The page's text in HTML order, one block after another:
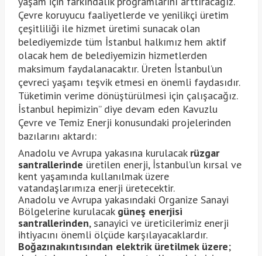
Çevre koruyucu faaliyetlerde ve yenilikçi üretim
çeşitliliği ile hizmet üretimi sunacak olan
belediyemizde tüm İstanbul halkımız hem aktif
olacak hem de belediyemizin hizmetlerden
maksimum faydalanacaktır. Üreten İstanbul’un
çevreci yaşamı teşvik etmesi en önemli faydasıdır.
Tüketimin verime dönüştürülmesi için çalışacağız.
İstanbul hepimizin” diye devam eden Kavuzlu
Çevre ve Temiz Enerji konusundaki projelerinden
bazılarını aktardı:
Anadolu ve Avrupa yakasına kurulacak rüzgar
santrallerinde üretilen enerji, İstanbul’un kırsal ve
kent yaşamında kullanılmak üzere
vatandaşlarımıza enerji üretecektir.
Anadolu ve Avrupa yakasındaki Organize Sanayi
Bölgelerine kurulacak güneş enerjisi
santrallerinden, sanayici ve üreticilerimiz enerji
ihtiyacını önemli ölçüde karşılayacaklardır.
Boğazınakıntısından elektrik üretilmek üzere;